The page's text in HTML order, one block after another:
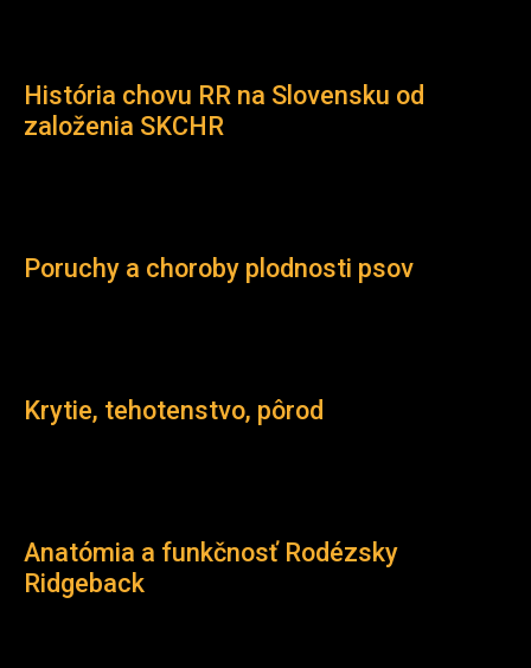
História chovu RR na Slovensku od
založenia SKCHR
Poruchy a choroby plodnosti psov
Krytie, tehotenstvo, pôrod
Anatómia a funkčnosť Rodézsky
Ridgeback